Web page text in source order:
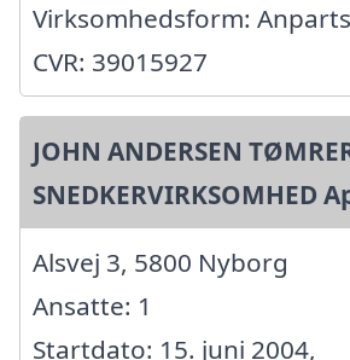
Virksomhedsform:
CVR: 39015927
JOHN ANDERSEN
SNEDKERVIRKSOMHED
Alsvej 3, 5800 Nyborg
Ansatte: 1
Startdato: 15. juni 2004,